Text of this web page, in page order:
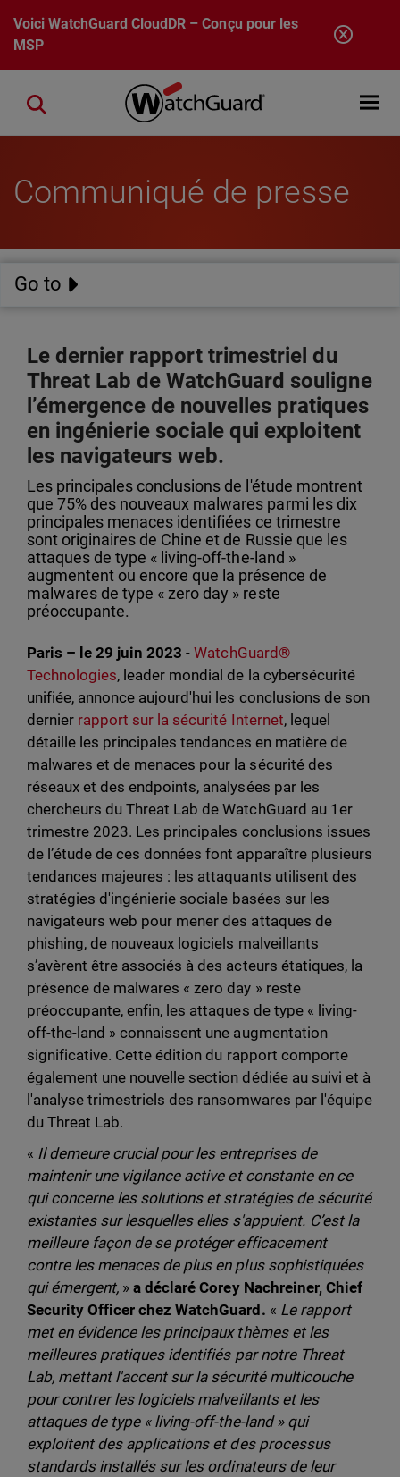
Aller au contenu principal
VoiciWatchGuard CloudDR – Conçu pour les
MSP
Open
Close search
Communiqué de presse
Go to
Le dernier rapport trimestriel du
Threat Lab de WatchGuard souligne
l’émergence de nouvelles pratiques
en ingénierie sociale qui exploitent
les navigateurs web.
Les principales conclusions de l'étude montrent
que 75% des nouveaux malwares parmi les dix
principales menaces identifiées ce trimestre
sont originaires de Chine et de Russie que les
attaques de type « living-off-the-land »
augmentent ou encore que la présence de
malwares de type « zero day » reste
préoccupante.
Paris – le 29 juin 2023 -WatchGuard®
Technologies, leader mondial de la cybersécurité
unifiée, annonce aujourd'hui les conclusions de son
dernier rapport sur la sécurité Internet, lequel
détaille les principales tendances en matière de
malwares et de menaces pour la sécurité des
réseaux et des endpoints, analysées par les
chercheurs du Threat Lab de WatchGuard au 1er
trimestre 2023. Les principales conclusions issues
de l’étude de ces données font apparaître plusieurs
tendances majeures : les attaquants utilisent des
stratégies d'ingénierie sociale basées sur les
navigateurs web pour mener des attaques de
phishing, de nouveaux logiciels malveillants
s’avèrent être associés à des acteurs étatiques, la
présence de malwares « zero day » reste
préoccupante, enfin, les attaques de type « living-
off-the-land » connaissent une augmentation
significative. Cette édition du rapport comporte
également une nouvelle section dédiée au suivi et à
l'analyse trimestriels des ransomwares par l'équipe
du Threat Lab.
« Il demeure crucial pour les entreprises de
maintenir une vigilance active et constante en ce
qui concerne les solutions et stratégies de sécurité
existantes sur lesquelles elles s'appuient. C’est la
meilleure façon de se protéger efficacement
contre les menaces de plus en plus sophistiquées
qui émergent, »a déclaré Corey Nachreiner, Chief
Security Officer chez WatchGuard. « Le rapport
met en évidence les principaux thèmes et les
meilleures pratiques identifiés par notre Threat
Lab, mettant l'accent sur la sécurité multicouche
pour contrer les logiciels malveillants et les
attaques de type « living-off-the-land » qui
exploitent des applications et des processus
standards installés sur les ordinateurs de leur